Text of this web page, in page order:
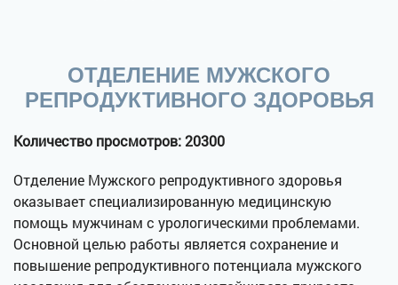
ОТДЕЛЕНИЕ МУЖСКОГО
РЕПРОДУКТИВНОГО ЗДОРОВЬЯ
Количество просмотров: 20300
Отделение Мужского репродуктивного здоровья
оказывает специализированную медицинскую
помощь мужчинам с урологическими проблемами.
Основной целью работы является сохранение и
повышение репродуктивного потенциала мужского